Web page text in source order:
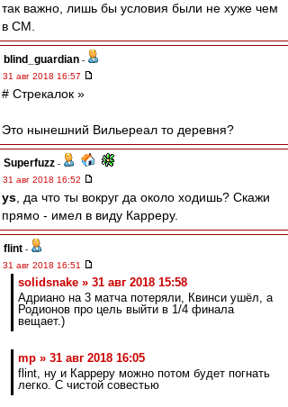
так важно, лишь бы условия были не хуже чем
в СМ.
blind_guardian -
31 авг 2018 16:57
# Стрекалок »
Это нынешний Вильереал то деревня?
Superfuzz -
31 авг 2018 16:52
ys , да что ты вокруг да около ходишь? Скажи
прямо - имел в виду Карреру.
flint -
31 авг 2018 16:51
solidsnake » 31 авг 2018 15:58
Адриано на 3 матча потеряли, Квинси ушёл, а
Родионов про цель выйти в 1/4 финала
вещает.)
mp » 31 авг 2018 16:05
flint, ну и Карреру можно потом будет погнать
легко. С чистой совестью